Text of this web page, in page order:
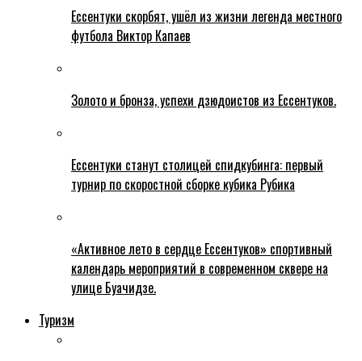
Ессентуки скорбят, ушёл из жизни легенда местного
футбола Виктор Капаев
Золото и бронза, успехи дзюдоистов из Ессентуков.
Ессентуки станут столицей спидкубинга: первый
турнир по скоростной сборке кубика Рубика
«Активное лето в сердце Ессентуков» спортивный
календарь мероприятий в современном сквере на
улице Буачидзе.
Туризм